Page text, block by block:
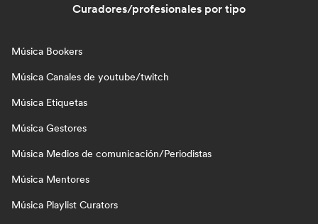
Curadores/profesionales por tipo
Música Bookers
Música Canales de youtube/twitch
Música Etiquetas
Música Gestores
Música Medios de comunicación/Periodistas
Música Mentores
Música Playlist Curators